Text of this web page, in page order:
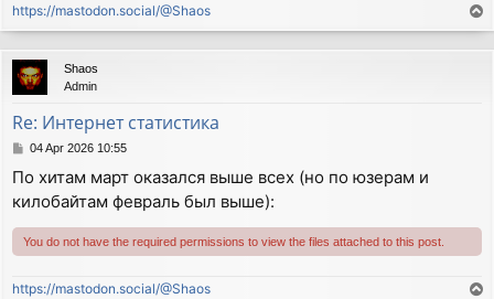
https://mastodon.social/@Shaos
o
p
Shaos
Admin
Re: Интернет статистика
P
s
t
04 Apr 2026 10:55
По хитам март оказался выше всех (но по юзерам и
килобайтам февраль был выше):
You do not have the required permissions to view the files attached to this post.
https://mastodon.social/@Shaos